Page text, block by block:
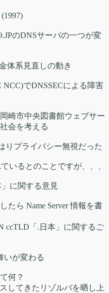
のDNSサーバの一つが変
体系見直しの動き
NCC)でDNSSECによる障害
崎市中央図書館ウェブサー
会を考える
りプライバシー無視だった
いるとのことですが、、、
に関する意見
たら Name Server 情報を書
ccTLD「.日本」に関するご
いが変わる
何？
してきたリゾルバを晒し上